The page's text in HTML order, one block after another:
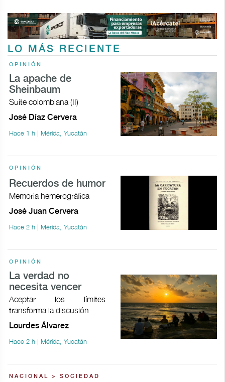
LO MÁS RECIENTE
OPINIÓN
La apache de
Sheinbaum
Suite colombiana (II)
José Díaz Cervera
Hace 1 h | Mérida, Yucatán
OPINIÓN
Recuerdos de humor
Memoria hemerográfica
José Juan Cervera
Hace 2 h | Mérida, Yucatán
OPINIÓN
La verdad no
necesita vencer
Aceptar los límites
transforma la discusión
Lourdes Álvarez
Hace 2 h | Mérida, Yucatán
NACIONAL > SOCIEDAD